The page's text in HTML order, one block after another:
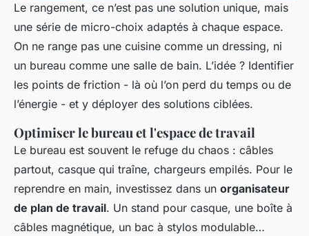
Le rangement, ce n’est pas une solution unique, mais
une série de micro-choix adaptés à chaque espace.
On ne range pas une cuisine comme un dressing, ni
un bureau comme une salle de bain. L’idée ? Identifier
les points de friction - là où l’on perd du temps ou de
l’énergie - et y déployer des solutions ciblées.
Optimiser le bureau et l'espace de travail
Le bureau est souvent le refuge du chaos : câbles
partout, casque qui traîne, chargeurs empilés. Pour le
reprendre en main, investissez dans un organisateur
de plan de travail. Un stand pour casque, une boîte à
câbles magnétique, un bac à stylos modulable…